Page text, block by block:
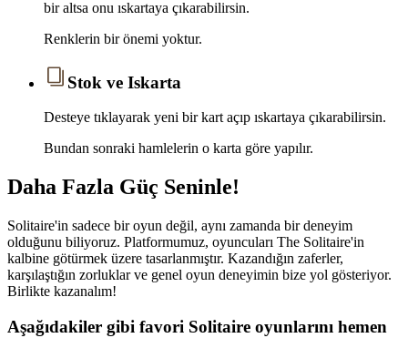
bir altsa onu ıskartaya çıkarabilirsin.
Renklerin bir önemi yoktur.
Stok ve Iskarta
Desteye tıklayarak yeni bir kart açıp ıskartaya çıkarabilirsin.
Bundan sonraki hamlelerin o karta göre yapılır.
Daha Fazla Güç Seninle!
Solitaire'in sadece bir oyun değil, aynı zamanda bir deneyim
olduğunu biliyoruz. Platformumuz, oyuncuları The Solitaire'in
kalbine götürmek üzere tasarlanmıştır. Kazandığın zaferler,
karşılaştığın zorluklar ve genel oyun deneyimin bize yol gösteriyor.
Birlikte kazanalım!
Aşağıdakiler gibi favori Solitaire oyunlarını hemen